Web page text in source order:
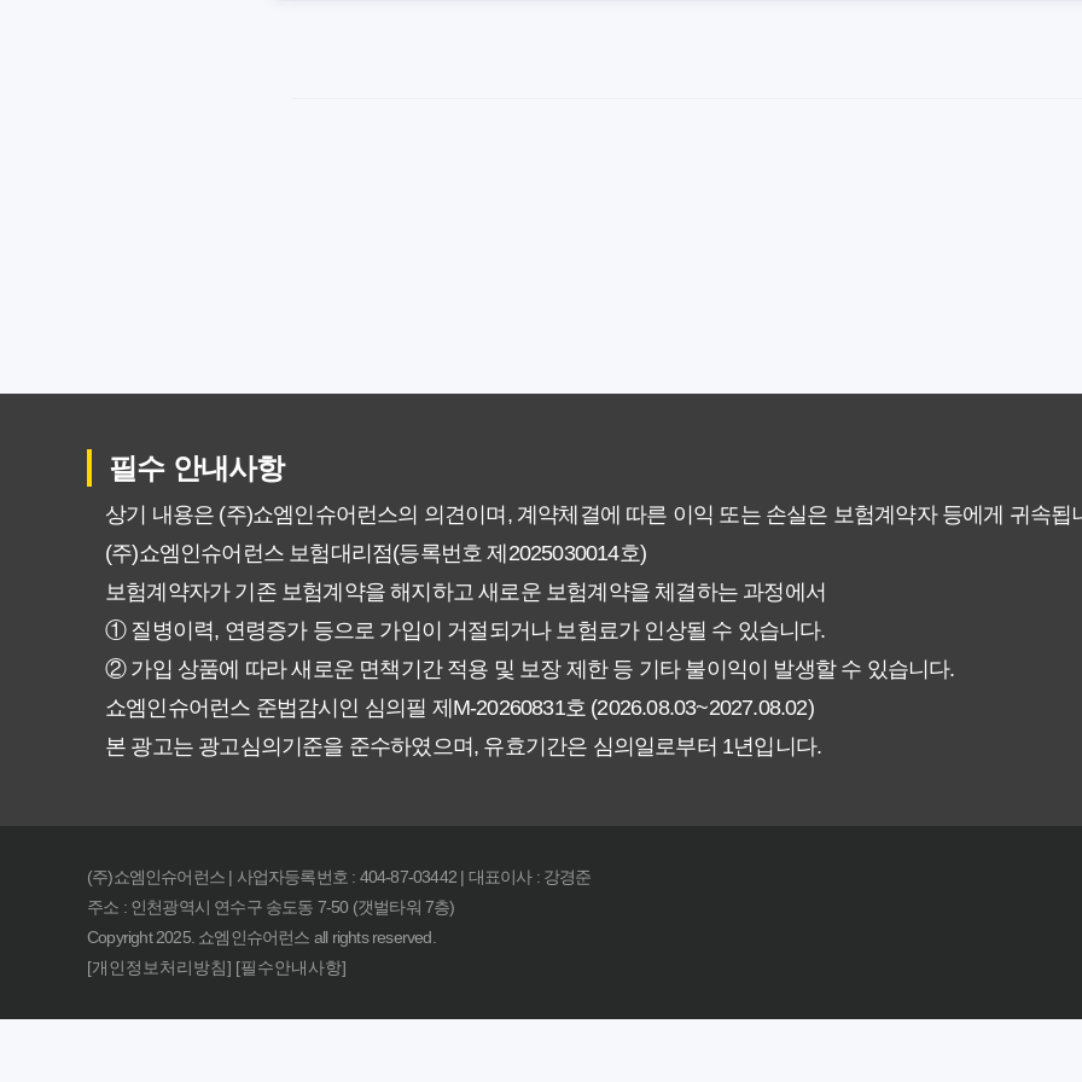
암보험 비갱신형, 정말 평생 보험료 그대로일까? 팩트체크
갱신형 vs 비갱신형 암보험, 당신에게 더 유리한 선택은? 완벽 비교 가이드
물가 상승에도 끄떡없는 암보험 비갱신형! 평생 보장 설계의 비밀
후회 없는 암보험 비갱신형 준비! 실제 가입자들이 추천하는 노하우
복잡한 암보험? 비갱신형 하나로 끝! 초보자도 이해하는 쉬운 정리
암보험, 왜 비갱신형을 고집해야 할까? 평생 보험료 걱정 끝!
필수 안내사항
상기 내용은 (주)쇼엠인슈어런스의 의견이며, 계약체결에 따른 이익 또는 손실은 보험계약자 등에게 귀속됩
(주)쇼엠인슈어런스 보험대리점(등록번호 제2025030014호)
보험계약자가 기존 보험계약을 해지하고 새로운 보험계약을 체결하는 과정에서
① 질병이력, 연령증가 등으로 가입이 거절되거나 보험료가 인상될 수 있습니다.
② 가입 상품에 따라 새로운 면책기간 적용 및 보장 제한 등 기타 불이익이 발생할 수 있습니다.
쇼엠인슈어런스 준법감시인 심의필 제M-20260831호 (2026.08.03~2027.08.02)
본 광고는 광고심의기준을 준수하였으며, 유효기간은 심의일로부터 1년입니다.
(주)쇼엠인슈어런스 | 사업자등록번호 : 404-87-03442 | 대표이사 : 강경준
주소 : 인천광역시 연수구 송도동 7-50 (갯벌타워 7층)
Copyright 2025. 쇼엠인슈어런스 all rights reserved.
[개인정보처리방침] [필수안내사항]